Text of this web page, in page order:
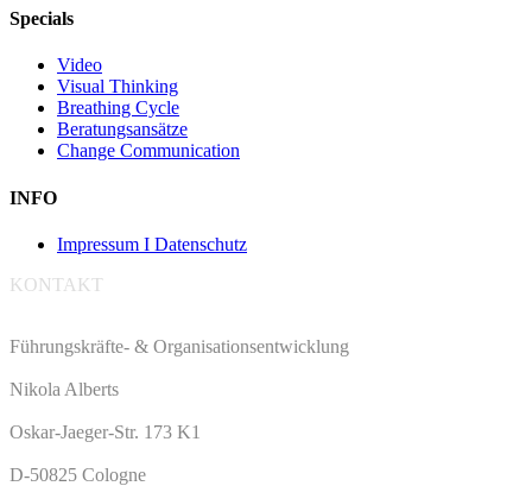
Specials
Video
Visual Thinking
Breathing Cycle
Beratungsansätze
Change Communication
INFO
Impressum I Datenschutz
KONTAKT
Führungskräfte- & Organisationsentwicklung
Nikola Alberts
Oskar-Jaeger-Str. 173 K1
D-50825 Cologne